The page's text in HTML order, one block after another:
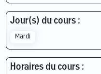
Jour(s) du cours :
Mardi
Horaires du cours :